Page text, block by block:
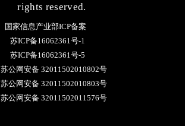
rights reserved.
国家信息产业部ICP备案
苏ICP备16062361号-1
苏ICP备16062361号-5
苏公网安备 32011502010802号
苏公网安备 32011502010803号
苏公网安备 32011502011576号